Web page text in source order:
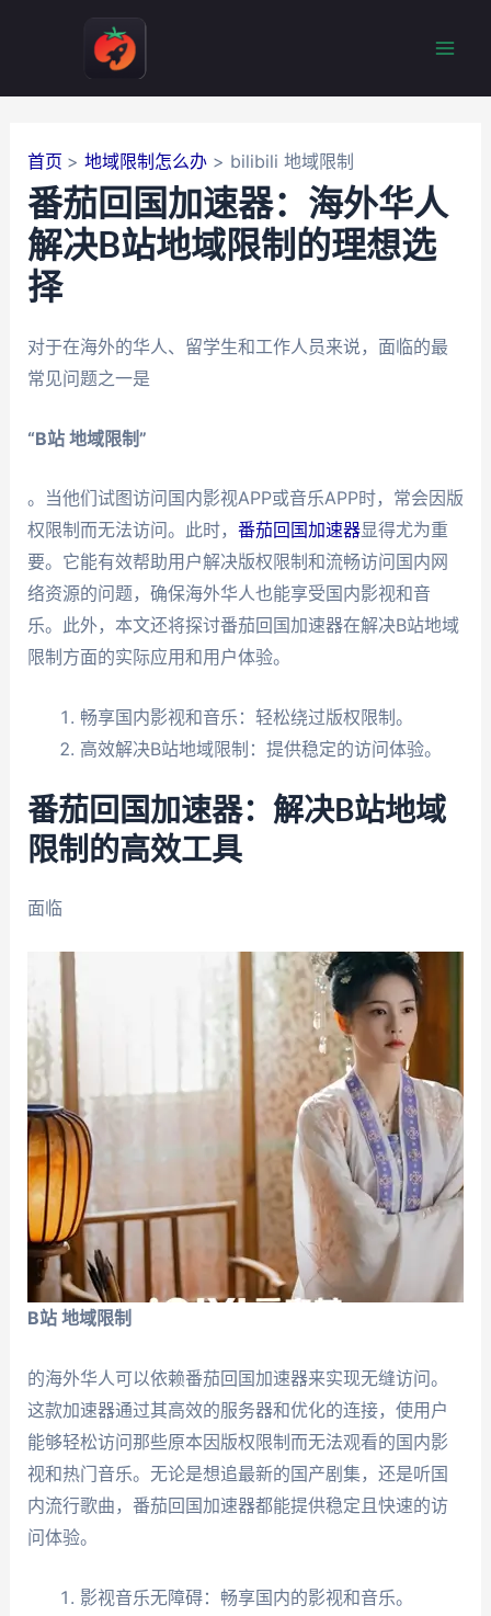
首页 地域限制怎么办 bilibili 地域限制
番茄回国加速器：海外华人
解决B站地域限制的理想选
择
对于在海外的华人、留学生和工作人员来说，面临的最
常见问题之一是
“B站 地域限制”
。当他们试图访问国内影视APP或音乐APP时，常会因版
权限制而无法访问。此时， 番茄回国加速器显得尤为重
要。它能有效帮助用户解决版权限制和流畅访问国内网
络资源的问题，确保海外华人也能享受国内影视和音
乐。此外，本文还将探讨番茄回国加速器在解决B站地域
限制方面的实际应用和用户体验。
畅享国内影视和音乐：轻松绕过版权限制。
高效解决B站地域限制：提供稳定的访问体验。
番茄回国加速器：解决B站地域
限制的高效工具
面临
B站 地域限制
的海外华人可以依赖番茄回国加速器来实现无缝访问。
这款加速器通过其高效的服务器和优化的连接，使用户
能够轻松访问那些原本因版权限制而无法观看的国内影
视和热门音乐。无论是想追最新的国产剧集，还是听国
内流行歌曲，番茄回国加速器都能提供稳定且快速的访
问体验。
影视音乐无障碍：畅享国内的影视和音乐。